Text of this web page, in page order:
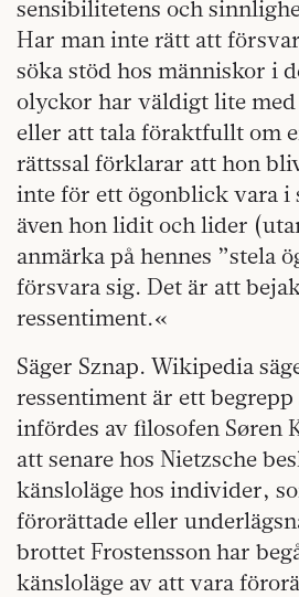
sensibilitetens och
Har man inte rätt att
söka stöd hos människor i
olyckor har väldigt lite med
eller att tala föraktfullt om
rättssal förklarar att hon
inte för ett ögonblick vara i
även hon lidit och lider
anmärka på hennes ”stela
försvara sig. Det är att
ressentiment.«
Säger Sznap. Wikipedia
ressentiment är ett
infördes av filosofen Søren
att senare hos Nietzsche
känsloläge hos individer,
förorättade eller
brottet Frostensson har
känsloläge av att vara